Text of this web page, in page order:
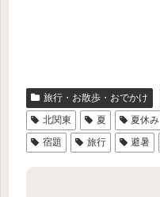
旅行・お散歩・おでかけ
北関東
夏 夏休み
宿題
旅行 避暑